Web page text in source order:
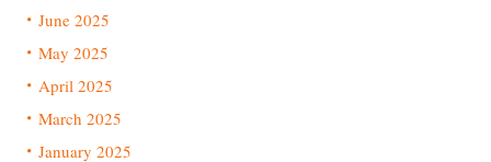
June 2025
May 2025
April 2025
March 2025
January 2025